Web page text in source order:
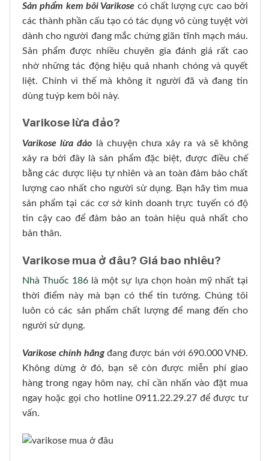
Sản phẩm kem bôi Varikose có chất lượng cực cao bởi
các thành phần cấu tạo có tác dụng vô cùng tuyệt vời
dành cho người đang mắc chứng giãn tĩnh mạch máu.
Sản phẩm được nhiều chuyên gia đánh giá rất cao
nhờ những tác động hiệu quả nhanh chóng và quyết
liệt. Chính vì thế mà không ít người đã và đang tin
dùng tuýp kem bôi này.
Varikose lừa đảo?
Varikose lừa đảo là chuyện chưa xảy ra và sẽ không
xảy ra bởi đây là sản phẩm đặc biệt, được điều chế
bằng các dược liệu tự nhiên và an toàn đảm bảo chất
lượng cao nhất cho người sử dụng. Bạn hãy tìm mua
sản phẩm tại các cơ sở kinh doanh trực tuyến có độ
tin cậy cao để đảm bảo an toàn hiệu quả nhất cho
bản thân.
Varikose mua ở đâu? Giá bao nhiêu?
Nhà Thuốc 186 là một sự lựa chọn hoàn mỹ nhất tại
thời điểm này mà bạn có thể tin tưởng. Chúng tôi
luôn có các sản phẩm chất lượng để mang đến cho
người sử dụng.
Varikose chính hãngđang được bán với 690.000 VNĐ.
Không dừng ở đó, bạn sẽ còn được miễn phí giao
hàng trong ngay hôm nay, chỉ cần nhấn vào đặt mua
ngay hoặc gọi cho hotline 0911.22.29.27 để được tư
vấn.